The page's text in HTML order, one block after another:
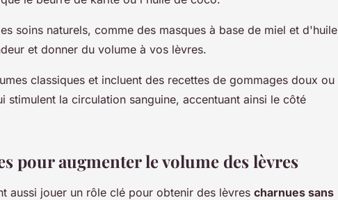
soins naturels, comme des masques à base de miel et d'huile
et donner du volume à vos lèvres.
classiques et incluent des recettes de gommages doux ou
stimulent la circulation sanguine, accentuant ainsi le côté
pour augmenter le volume des lèvres
aussi jouer un rôle clé pour obtenir des lèvres charnues sans